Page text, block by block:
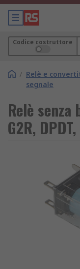
Codice costruttore
/ Relè e
segnale
Relè senza
G2R,